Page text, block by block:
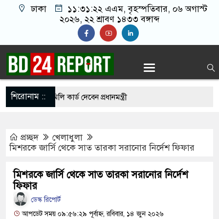
ঢাকা ১১:৩১:২৩ এএম, বৃহস্পতিবার, ০৬ অগাস্ট
২০২৬, ২২ শ্রাবণ ১৪৩৩ বঙ্গাব্দ
শিরোনাম ::
ফ্যামিলি কার্ড দেবেন প্রধানমন্ত্রী
পুলিশকে পিটিয়ে র’ক্তা’ক্ত করা হয়েছে, সে দৃশ্য
ক্লিনিকে রোগী দেখছিলেন চিকিৎসক,
নির্দেশ স্বাস্থ্যমন্ত্রীর
প্রচ্ছদ
খেলাধুলা
মিশরকে জার্সি থেকে সাত তারকা সরানোর নির্দেশ ফিফার
মিশরকে জার্সি থেকে সাত তারকা সরানোর নির্দেশ
ফিফার
ডেস্ক রিপোর্ট
আপডেট সময় ০৯:৫৬:২৯ পূর্বাহ্ন, রবিবার, ১৪ জুন ২০২৬